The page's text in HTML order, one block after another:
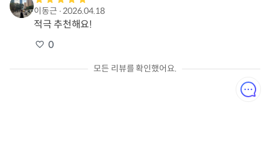
이동근 ∙2026.04.18
적극 추천해요!
0
모든 리뷰를 확인했어요.